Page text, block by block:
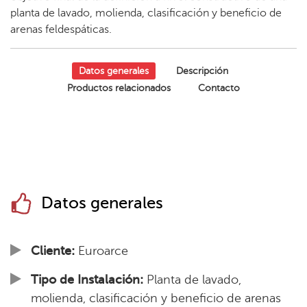
planta de lavado, molienda, clasificación y beneficio de
arenas feldespáticas.
Datos generales
Descripción
Productos relacionados
Contacto
Datos generales
Cliente: Euroarce
Tipo de Instalación: Planta de lavado,
molienda, clasificación y beneficio de arenas